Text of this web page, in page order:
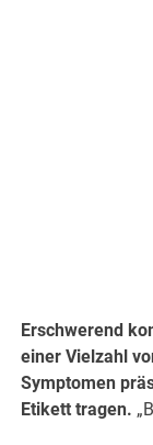
Erschwerend
einer Vielzahl
Symptomen
Etikett tragen.